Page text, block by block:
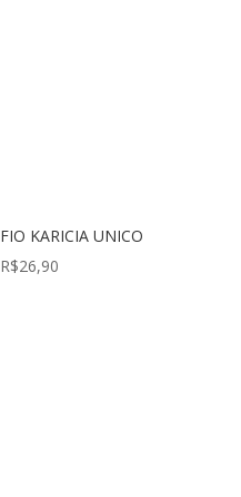
FIO KARICIA UNICO
R$26,90